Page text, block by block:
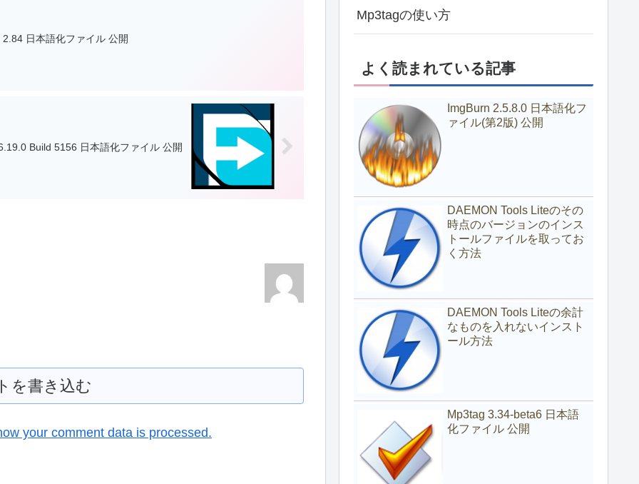
日本語化ファイル 公開
Build 5156 日本語化ファイル 公開
を書き込む
your comment data is processed.
Mp3tagの使い方
よく読まれている記事
ImgBurn 2.5.8.0 日本語化フ
ァイル(第2版) 公開
DAEMON Tools Liteのその
時点のバージョンのインス
トールファイルを取ってお
く方法
DAEMON Tools Liteの余計
なものを入れないインスト
ール方法
Mp3tag 3.34-beta6 日本語
化ファイル 公開